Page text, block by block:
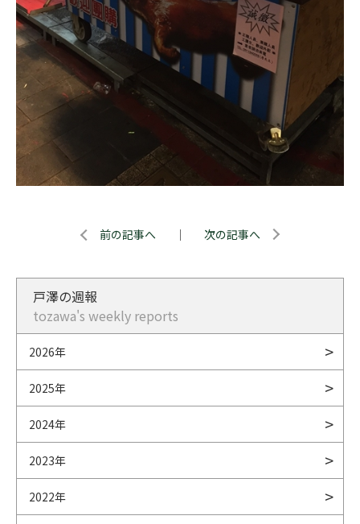
前の記事へ ｜ 次の記事へ
戸澤の週報
tozawa's weekly reports
2026年
2025年
2024年
2023年
2022年